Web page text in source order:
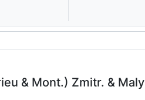
& Mont.) Zmitr. &